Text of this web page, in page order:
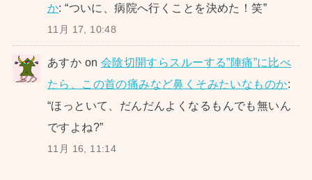
か: “ついに、病院へ行くことを決めた！笑”
11月 17, 10:48
あすか on 会陰切開すらスルーする”陣痛”に比べ
たら、この首の痛みなど鼻くそみたいなものか:
“ほっといて、だんだんよくなるもんでも無いん
ですよね?”
11月 16, 11:14